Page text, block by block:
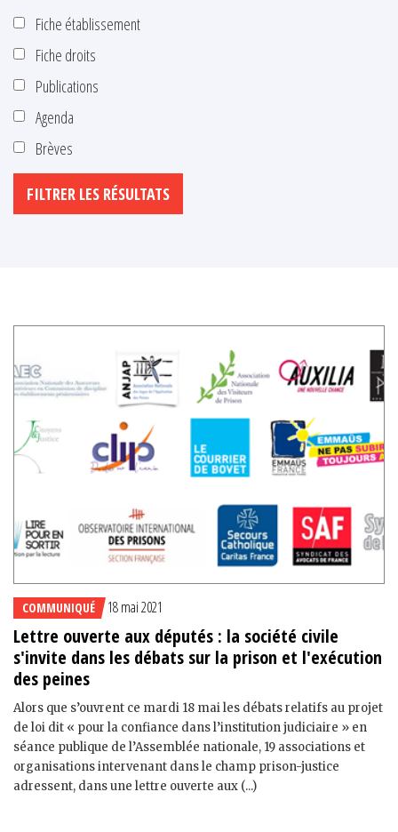
Fiche établissement
Fiche droits
Publications
Agenda
Brèves
COMMUNIQUÉ 18 mai 2021
Lettre ouverte aux députés : la société civile
s'invite dans les débats sur la prison et l'exécution
des peines
Alors que s’ouvrent ce mardi 18 mai les débats relatifs au projet
de loi dit « pour la confiance dans l’institution judiciaire » en
séance publique de l’Assemblée nationale, 19 associations et
organisations intervenant dans le champ prison-justice
adressent, dans une lettre ouverte aux (...)